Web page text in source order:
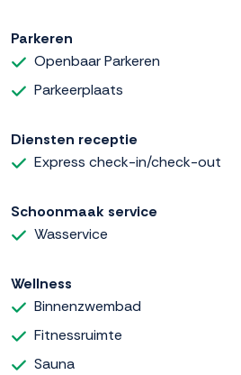
Parkeren
Openbaar Parkeren
Parkeerplaats
Diensten receptie
Express check-in/check-out
Schoonmaak service
Wasservice
Wellness
Binnenzwembad
Fitnessruimte
Sauna